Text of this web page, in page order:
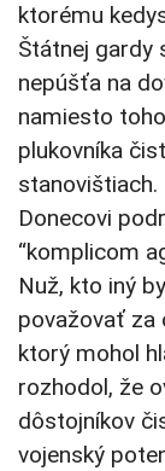
ktorému
Štátnej gardy
nepúšťa na
namiesto
plukovníka
stanovištiach.
Donecovi
“komplicom
Nuž, kto iný
považovať za
ktorý mohol
rozhodol, že
dôstojníkov
vojenský